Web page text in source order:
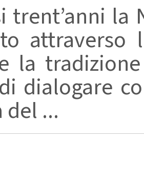
trent’anni
attraverso
la
dialogare
...